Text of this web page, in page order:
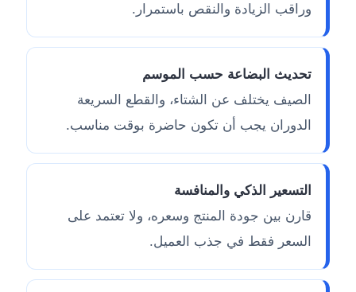
وراقب الزيادة والنقص باستمرار.
تحديث البضاعة حسب الموسم
الصيف يختلف عن الشتاء، والقطع السريعة
الدوران يجب أن تكون حاضرة بوقت مناسب.
التسعير الذكي والمنافسة
قارن بين جودة المنتج وسعره، ولا تعتمد على
السعر فقط في جذب العميل.